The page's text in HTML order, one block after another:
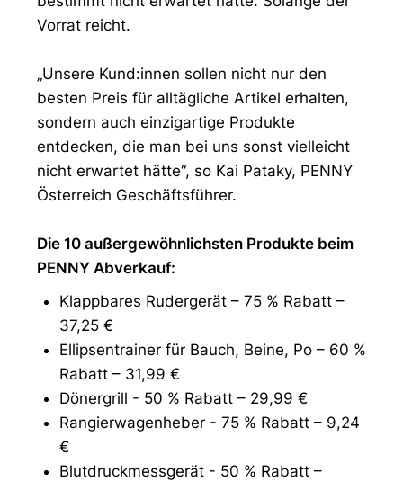
Vorrat reicht.
„Unsere Kund:innen sollen nicht nur den
besten Preis für alltägliche Artikel erhalten,
sondern auch einzigartige Produkte
entdecken, die man bei uns sonst vielleicht
nicht erwartet hätte“, so Kai Pataky, PENNY
Österreich Geschäftsführer.
Die 10 außergewöhnlichsten Produkte beim
PENNY Abverkauf:
Klappbares Rudergerät – 75 % Rabatt –
37,25 €
Ellipsentrainer für Bauch, Beine, Po – 60 %
Rabatt – 31,99 €
Dönergrill - 50 % Rabatt – 29,99 €
Rangierwagenheber - 75 % Rabatt – 9,24
€
Blutdruckmessgerät - 50 % Rabatt –